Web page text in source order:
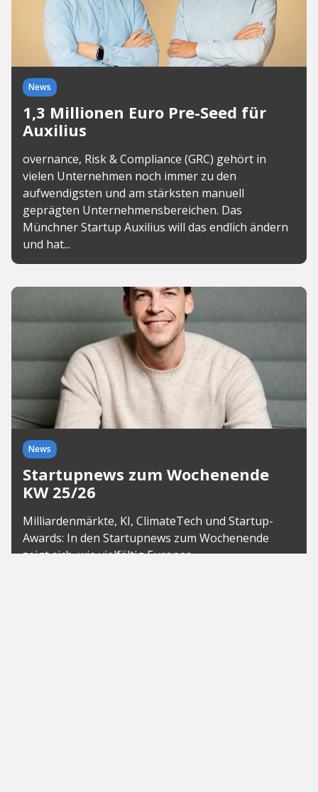
News
1,3 Millionen Euro Pre-Seed für
Auxilius
overnance, Risk & Compliance (GRC) gehört in
vielen Unternehmen noch immer zu den
aufwendigsten und am stärksten manuell
geprägten Unternehmensbereichen. Das
Münchner Startup Auxilius will das endlich ändern
und hat...
News
Startupnews zum Wochenende
KW 25/26
Milliardenmärkte, KI, ClimateTech und Startup-
Awards: In den Startupnews zum Wochenende
zeigt sich, wie vielfältig Europas